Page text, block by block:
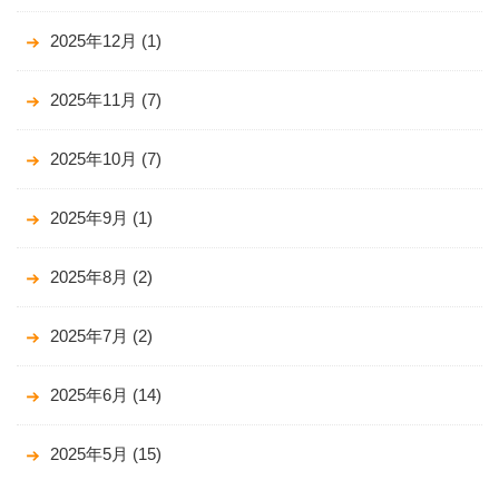
2025年12月 (1)
2025年11月 (7)
2025年10月 (7)
2025年9月 (1)
2025年8月 (2)
2025年7月 (2)
2025年6月 (14)
2025年5月 (15)